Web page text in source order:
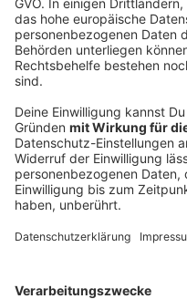
getötet
Ein TikToker wird im
erschossen. Die
hinter der Tat stehen.